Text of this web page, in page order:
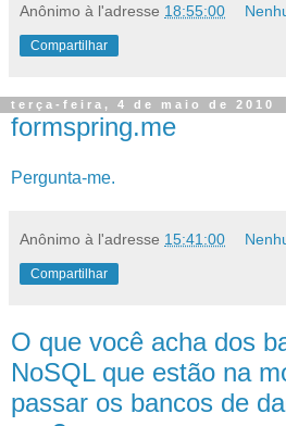
Anônimo à l'adresse 18:55:00
Compartilhar
terça-feira, 4 de maio de 2010
formspring.me
Pergunta-me.
Anônimo à l'adresse 15:41:00
Compartilhar
O que você acha dos
NoSQL que estão na
passar os bancos de